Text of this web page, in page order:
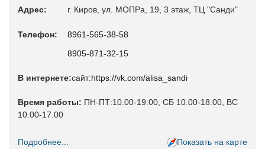
Адрес: г. Киров, ул. МОПРа, 19, 3 этаж, ТЦ "Санди"
Телефон:
8961-565-38-58
8905-871-32-15
В интернете:сайт:https://vk.com/alisa_sandi
Время работы: ПН-ПТ:10.00-19.00, СБ 10.00-18.00, ВС
10.00-17.00
Подробнее... Показать на карте